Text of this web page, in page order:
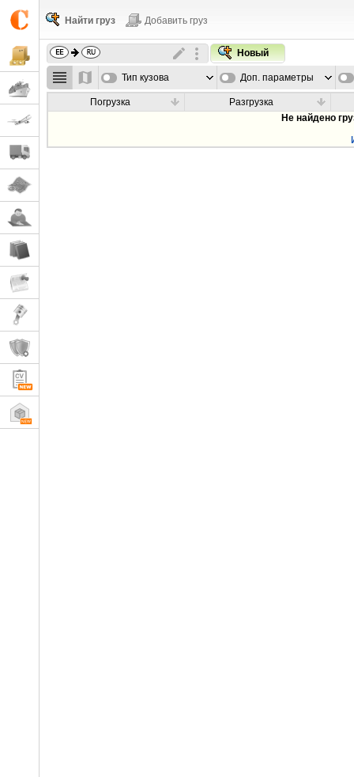
Найти груз Добавить груз
Новый
Тип кузова Доп. параметры
Погрузка
Разгрузка
Не найдено